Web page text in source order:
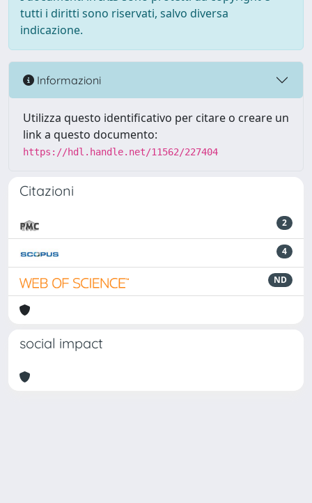
tutti i diritti sono riservati, salvo diversa
indicazione.
Informazioni
Utilizza questo identificativo per citare o creare un
link a questo documento:
https://hdl.handle.net/11562/227404
Citazioni
2
4
ND
social impact